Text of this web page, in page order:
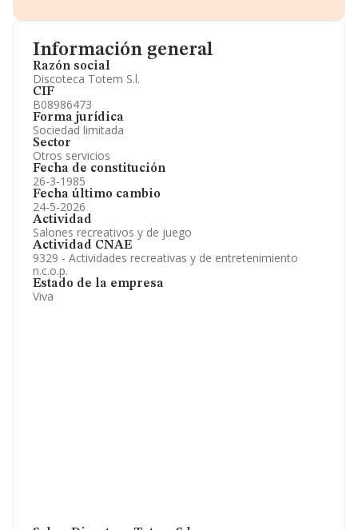
Información general
Razón social
Discoteca Totem S.l.
CIF
B08986473
Forma jurídica
Sociedad limitada
Sector
Otros servicios
Fecha de constitución
26-3-1985
Fecha último cambio
24-5-2026
Actividad
Salones recreativos y de juego
Actividad CNAE
9329 - Actividades recreativas y de entretenimiento
n.c.o.p.
Estado de la empresa
Viva
Información oficial y registral complementaria.